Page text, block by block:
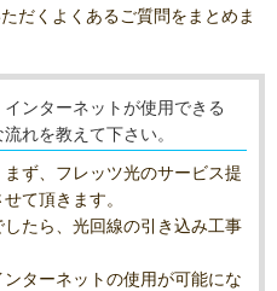
だくよくあるご質問をまとめま
ンターネットが使用できる
れを教えて下さい。
ず、フレッツ光のサービス提
て頂きます。
たら、光回線の引き込み工事
ターネットの使用が可能にな